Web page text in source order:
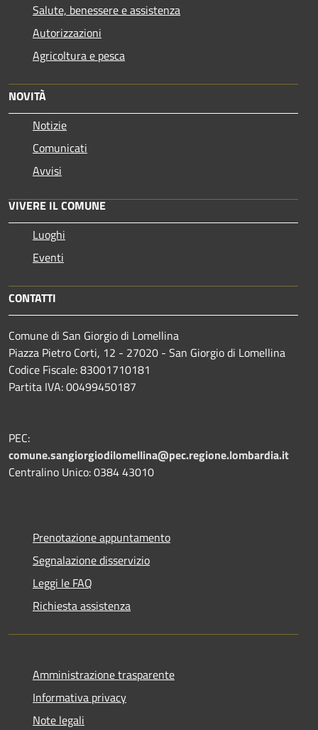
Salute, benessere e assistenza
Autorizzazioni
Agricoltura e pesca
NOVITÀ
Notizie
Comunicati
Avvisi
VIVERE IL COMUNE
Luoghi
Eventi
CONTATTI
Comune di San Giorgio di Lomellina
Piazza Pietro Corti, 12 - 27020 - San Giorgio di Lomellina
Codice Fiscale: 83001710181
Partita IVA: 00499450187
PEC:
comune.sangiorgiodilomellina@pec.regione.lombardia.it
Centralino Unico: 0384 43010
Prenotazione appuntamento
Segnalazione disservizio
Leggi le FAQ
Richiesta assistenza
Amministrazione trasparente
Informativa privacy
Note legali